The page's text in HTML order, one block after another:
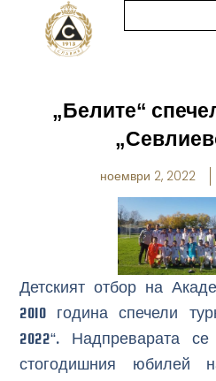
„Белите“
ноември 2, 2022
Детският отбор на
2010 година спечели
2022“. Надпреварата
стогодишния